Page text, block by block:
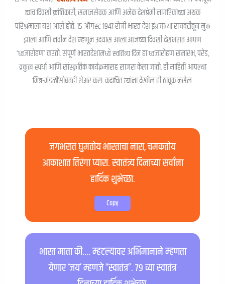
ह्याच दिवशी क्रांतिकारी, समाजसेवक आणि अनेक देशप्रेमी नागरिकांच्या अथक
परिश्रमाला यश आले होते. १५ ऑगस्ट १९४७ रोजी भारत देश इंग्रजांच्या राजवटीतून मुक्त
झाला आणि नवीन देश म्हणून उदयास आला.आजच्या दिवशी देशभरात आपण
‘ध्वजारोहण’ करतो. संपूर्ण भारतदेशामध्ये स्वातंत्र्य दिन हा ध्वजारोहण समारंभ, परेड,
व्रक्तुत्व स्पर्धा आणि सांस्कृतिक कार्यक्रमांसह साजरा केला जातो. ही माहिती आपल्या
मित्र-मंडळींसोबतही शेअर करा. कदाचित त्यांना देखील ही ठावूक नसेल.
जगभरात घुमतोय भारताचा नारा, चमकतोय
आकाशात तिरंगा प्यारा. स्वातंत्र्य दिनाच्या सर्वांना
हार्दिक शुभेच्छा.
Copy
भारत माता की…. म्हटल्यावर अभिमानाने म्हणता
येणार ‘जय’ म्हणजे “स्वातंत्र”. ७९ व्या स्वातंत्र